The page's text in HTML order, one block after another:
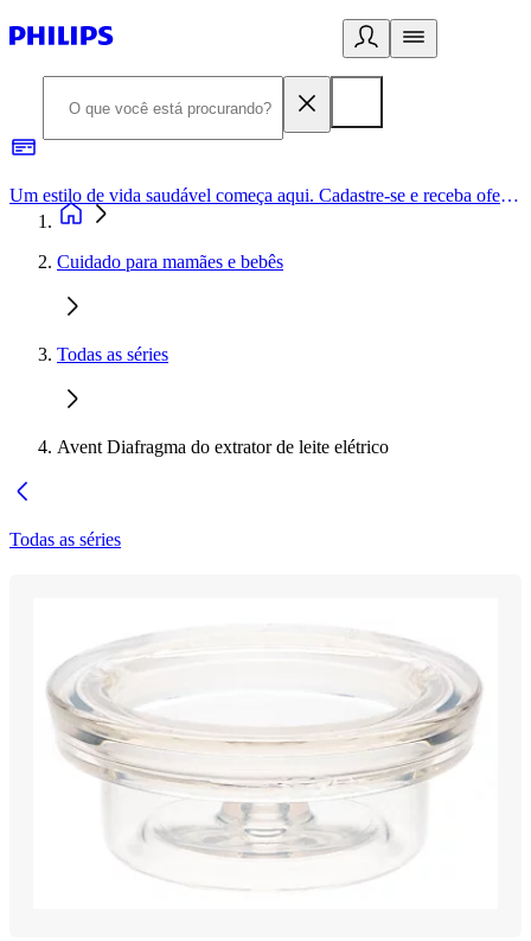
Um estilo de vida saudável começa aqui. Cadastre-se e receba ofertas exclusivas.
Cuidado para mamães e bebês
Todas as séries
Avent Diafragma do extrator de leite elétrico
Todas as séries